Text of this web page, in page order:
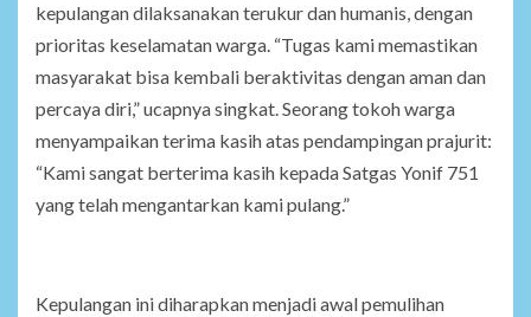
kepulangan dilaksanakan terukur dan humanis, dengan
prioritas keselamatan warga. “Tugas kami memastikan
masyarakat bisa kembali beraktivitas dengan aman dan
percaya diri,” ucapnya singkat. Seorang tokoh warga
menyampaikan terima kasih atas pendampingan prajurit:
“Kami sangat berterima kasih kepada Satgas Yonif 751
yang telah mengantarkan kami pulang.”
Kepulangan ini diharapkan menjadi awal pemulihan